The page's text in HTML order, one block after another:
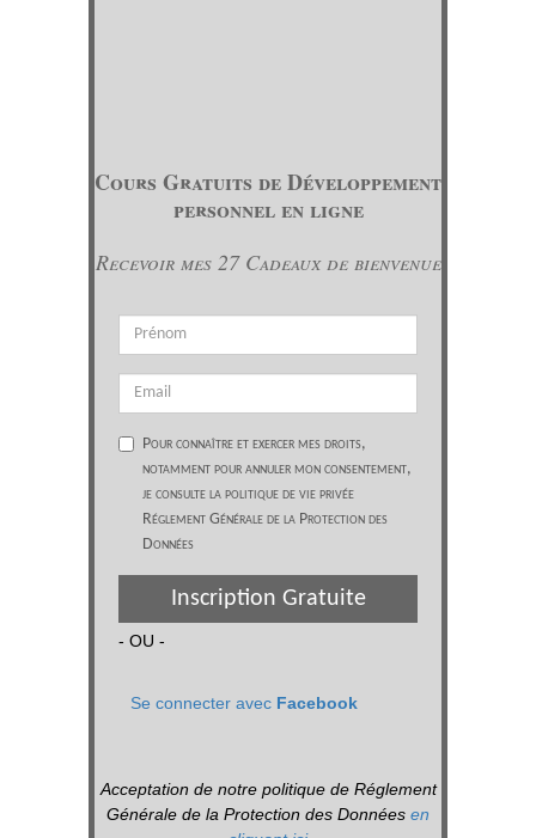
Cours Gratuits de Développement
personnel en ligne
Recevoir mes 27 Cadeaux de bienvenue
Pour connaître et exercer mes droits,
notamment pour annuler mon consentement,
je consulte la politique de vie privée
Réglement Générale de la Protection des
Données
Inscription Gratuite
- OU -
Se connecter avec Facebook
Acceptation de notre politique de Réglement
Générale de la Protection des Données en